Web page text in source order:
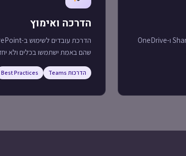
הקמת סביבת שיתוף קבצים ופרויקטים ב-SharePoint ו-OneDrive
הדרכה ואימוץ
שהם באמת ישתמשו בכלים ולא
הדרכות Teams Best Practices